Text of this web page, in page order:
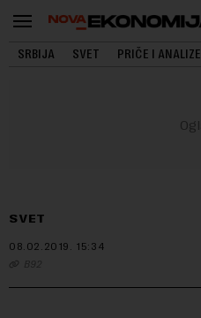
SRBIJA SVET PRIČE I ANALIZE
SVET
08.02.2019. 15:34
B92